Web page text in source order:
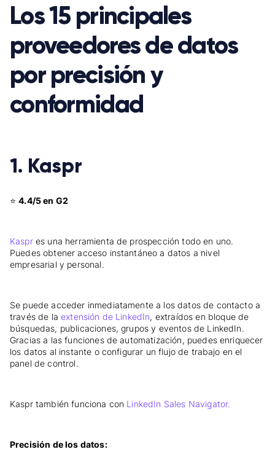
Los 15 principales
proveedores de datos
por precisión y
conformidad
1. Kaspr
⭐4.4/5 en G2
Kaspres una herramienta de prospección todo en uno.
Puedes obtener acceso instantáneo a datos a nivel
empresarial y personal.
Se puede acceder inmediatamente a los datos de contacto a
través de laextensión de LinkedIn, extraídos en bloque de
búsquedas, publicaciones, grupos y eventos de LinkedIn.
Gracias a las funciones de automatización, puedes enriquecer
los datos al instante o configurar un flujo de trabajo en el
panel de control.
Kaspr también funciona con LinkedIn Sales Navigator.
Precisión de los datos: